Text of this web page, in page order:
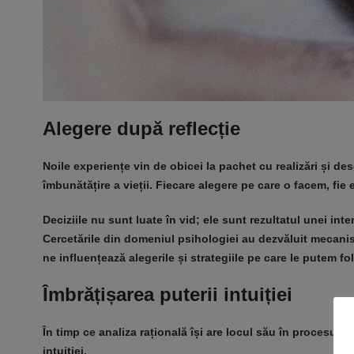
Alegere după reflecție
Noile experiențe vin de obicei la pachet cu realizări și
îmbunătățire a vieții. Fiecare alegere pe care o facem,
Deciziile nu sunt luate în vid; ele sunt rezultatul unei
Cercetările din domeniul psihologiei au dezvăluit
ne influențează alegerile și strategiile pe care le putem
Îmbrățișarea puterii intuiției
În timp ce analiza rațională își are locul său în procesul
intuiției.